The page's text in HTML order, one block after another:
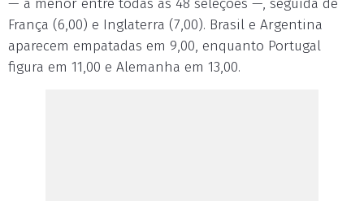
— a menor entre todas as 48 seleções —, seguida de
França (6,00) e Inglaterra (7,00). Brasil e Argentina
aparecem empatadas em 9,00, enquanto Portugal
figura em 11,00 e Alemanha em 13,00.